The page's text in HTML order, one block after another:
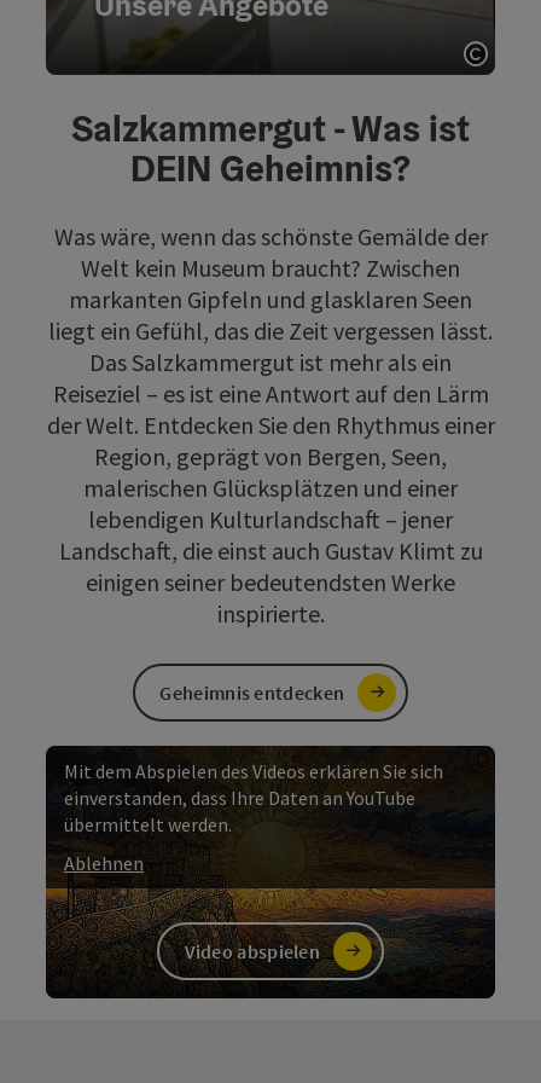
Zu den Angeboten
Salzkammergut - Was ist
DEIN Geheimnis?
Was wäre, wenn das schönste Gemälde der
Welt kein Museum braucht? Zwischen
markanten Gipfeln und glasklaren Seen
liegt ein Gefühl, das die Zeit vergessen lässt.
Das Salzkammergut ist mehr als ein
Reiseziel – es ist eine Antwort auf den Lärm
der Welt. Entdecken Sie den Rhythmus einer
Region, geprägt von Bergen, Seen,
malerischen Glücksplätzen und einer
lebendigen Kulturlandschaft – jener
Landschaft, die einst auch Gustav Klimt zu
einigen seiner bedeutendsten Werke
inspirierte.
Geheimnis entdecken
Video abspielen
Mit dem Abspielen des Videos erklären Sie sich
einverstanden, dass Ihre Daten an YouTube
übermittelt werden.
Ablehnen